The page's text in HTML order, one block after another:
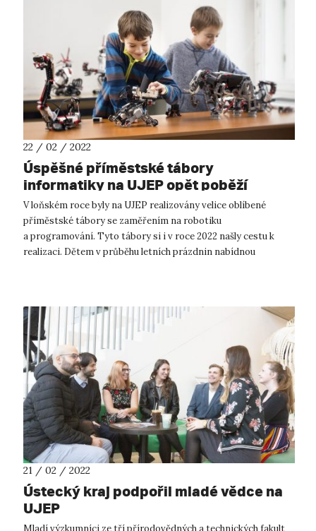
22 / 02 / 2022
Úspěšné příměstské tábory
informatiky na UJEP opět poběží
V loňském roce byly na UJEP realizovány velice oblíbené
příměstské tábory se zaměřením na robotiku
a programování. Tyto tábory si i v roce 2022 našly cestu k
realizaci. Dětem v průběhu letních prázdnin nabídnou
21 / 02 / 2022
Ústecký kraj podpořil mladé vědce na
UJEP
Mladí výzkumníci ze tří přírodovědných a technických fakult